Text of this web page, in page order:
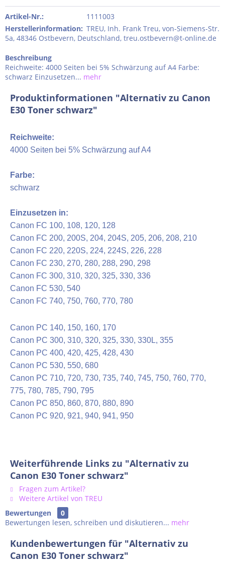
Artikel-Nr.:
1111003
Herstellerinformation: TREU, Inh. Frank Treu, von-Siemens-Str.
5a, 48346 Ostbevern, Deutschland, treu.ostbevern@t-online.de
Beschreibung
Reichweite: 4000 Seiten bei 5% Schwärzung auf A4 Farbe:
schwarz Einzusetzen... mehr
Produktinformationen "Alternativ zu Canon
E30 Toner schwarz"
Reichweite:
4000 Seiten bei 5% Schwärzung auf A4
Farbe:
schwarz
Einzusetzen in:
Canon FC 100, 108, 120, 128
Canon FC 200, 200S, 204, 204S, 205, 206, 208, 210
Canon FC 220, 220S, 224, 224S, 226, 228
Canon FC 230, 270, 280, 288, 290, 298
Canon FC 300, 310, 320, 325, 330, 336
Canon FC 530, 540
Canon FC 740, 750, 760, 770, 780
Canon PC 140, 150, 160, 170
Canon PC 300, 310, 320, 325, 330, 330L, 355
Canon PC 400, 420, 425, 428, 430
Canon PC 530, 550, 680
Canon PC 710, 720, 730, 735, 740, 745, 750, 760, 770,
775, 780, 785, 790, 795
Canon PC 850, 860, 870, 880, 890
Canon PC 920, 921, 940, 941, 950
Weiterführende Links zu "Alternativ zu
Canon E30 Toner schwarz"
Fragen zum Artikel?
Weitere Artikel von TREU
Bewertungen
0
Bewertungen lesen, schreiben und diskutieren... mehr
Kundenbewertungen für "Alternativ zu
Canon E30 Toner schwarz"